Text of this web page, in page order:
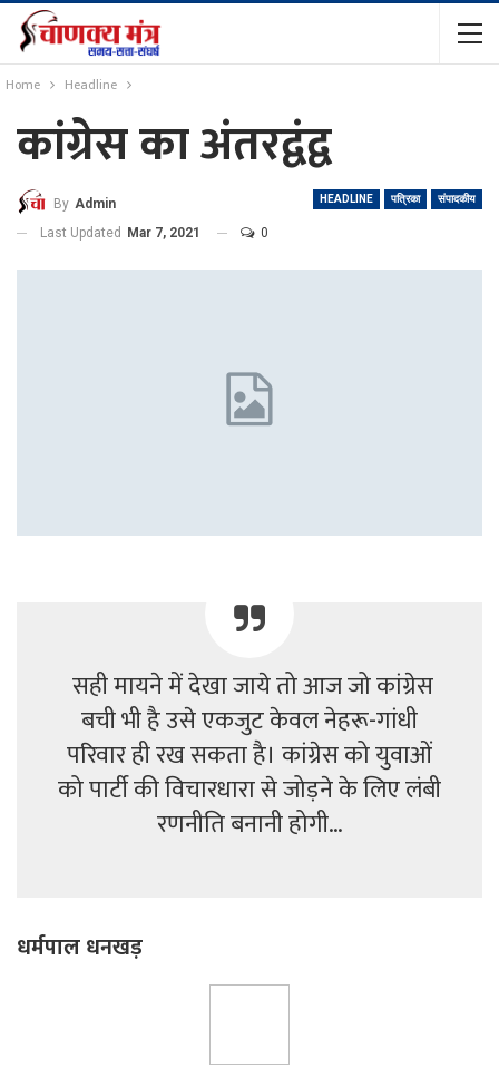
Home Headline
कांग्रेस का अंतरद्वंद्व
HEADLINE पत्रिका संपादकीय
By Admin
Last Updated Mar 7, 2021 0
सही मायने में देखा जाये तो आज जो कांग्रेस
बची भी है उसे एकजुट केवल नेहरू-गांधी
परिवार ही रख सकता है। कांग्रेस को युवाओं
को पार्टी की विचारधारा से जोड़ने के लिए लंबी
रणनीति बनानी होगी…
धर्मपाल धनखड़